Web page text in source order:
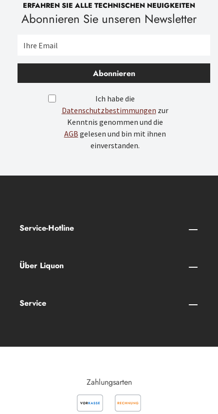
ERFAHREN SIE ALLE TECHNISCHEN NEUIGKEITEN
Abonnieren Sie unseren Newsletter
Abonnieren
Ich habe die
Datenschutzbestimmungen zur
Kenntnis genommen und die
AGB gelesen und bin mit ihnen
einverstanden.
Service-Hotline
Über Liquon
Service
Zahlungsarten